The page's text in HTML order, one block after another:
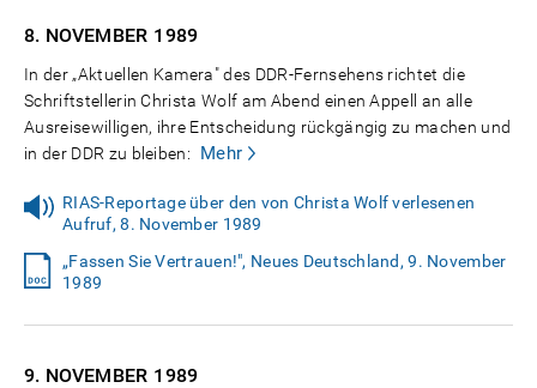
8. NOVEMBER 1989
In der „Aktuellen Kamera" des DDR-Fernsehens richtet die
Schriftstellerin Christa Wolf am Abend einen Appell an alle
Ausreisewilligen, ihre Entscheidung rückgängig zu machen und
in der DDR zu bleiben:
Mehr
RIAS-Reportage über den von Christa Wolf verlesenen
Aufruf, 8. November 1989
„Fassen Sie Vertrauen!", Neues Deutschland, 9. November
1989
9. NOVEMBER 1989